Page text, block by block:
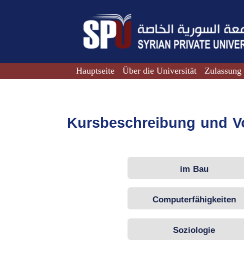
Hauptseite Über die Universität
Kursbeschreibung und
im Bau
Computerfähigkeiten
Soziologie